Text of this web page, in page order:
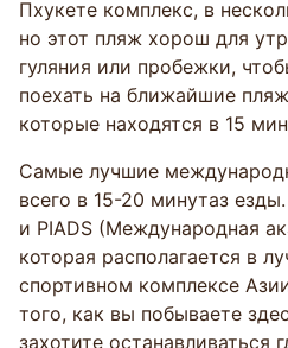
Пхукете комплекс, в
но этот пляж хорош для
гуляния или пробежки,
поехать на ближайшие
которые находятся в 15
Самые лучшие
всего в 15-20 минутаз
и PIADS (Международная
которая располагается в
спортивном комплексе
того, как вы побываете
захотите останавливаться